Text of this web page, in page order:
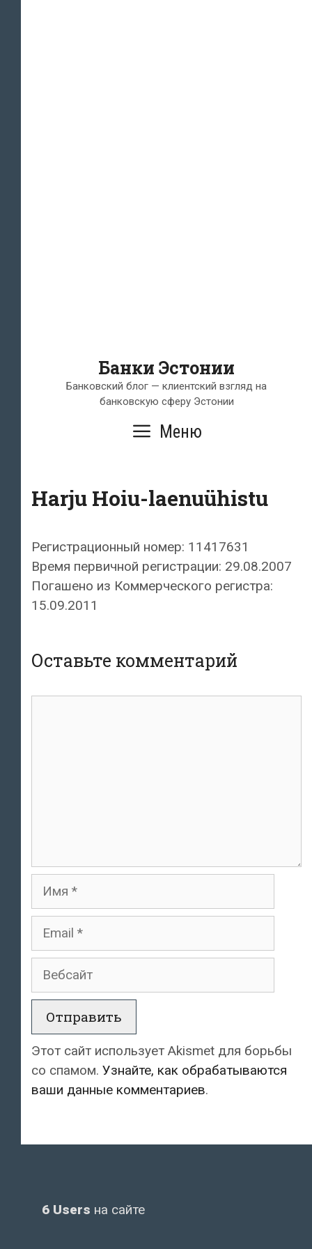
Банки Эстонии
Банковский блог — клиентский взгляд на
банковскую сферу Эстонии
Меню
Harju Hoiu-laenuühistu
Регистрационный номер: 11417631
Время первичной регистрации: 29.08.2007
Погашено из Коммерческого регистра:
15.09.2011
Оставьте комментарий
Имя
Email
Вебсайт
Этот сайт использует Akismet для борьбы
со спамом. Узнайте, как обрабатываются
ваши данные комментариев.
6 Users на сайте